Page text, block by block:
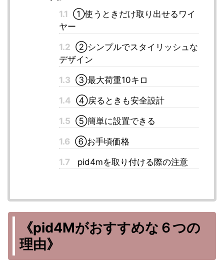
1.1 ①使うときだけ取り出せるワイ
ヤー
1.2 ②シンプルでスタイリッシュな
デザイン
1.3 ③最大荷重10キロ
1.4 ④戻るときも安全設計
1.5 ⑤簡単に設置できる
1.6 ⑥お手頃価格
1.7 pid4mを取り付ける際の注意
《pid4Mがおすすめな６つの
理由》